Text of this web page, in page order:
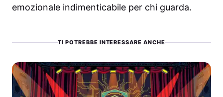
emozionale indimenticabile per chi guarda.
TI POTREBBE INTERESSARE ANCHE